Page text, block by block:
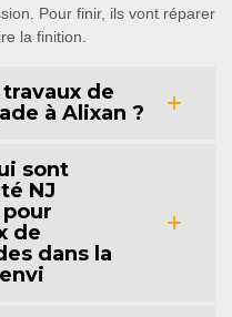
Pour finir, ils vont réparer
la finition.
de
à Alixan ?
sont
NJ
de
dans la